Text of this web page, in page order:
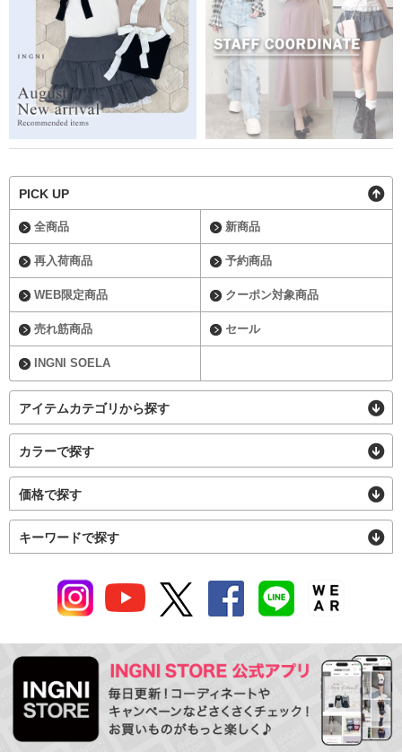
PICK UP
全商品 新商品
再入荷商品 予約商品
WEB限定商品 クーポン対象商品
売れ筋商品 セール
INGNI SOELA
アイテムカテゴリから探す
カラーで探す
価格で探す
キーワードで探す